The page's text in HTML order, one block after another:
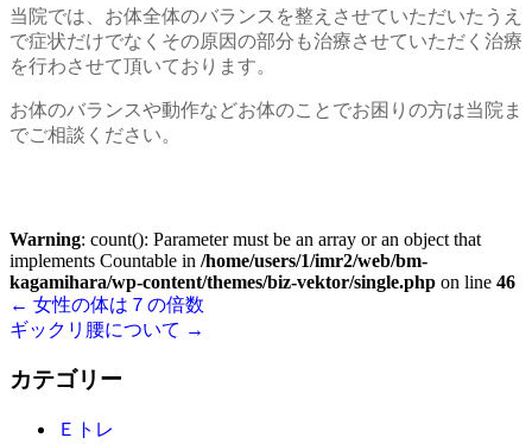
当院では、お体全体のバランスを整えさせていただいたうえ
で症状だけでなくその原因の部分も治療させていただく治療
を行わさせて頂いております。
お体のバランスや動作などお体のことでお困りの方は当院ま
でご相談ください。
Warning: count(): Parameter must be an array or an object that
implements Countable in /home/users/1/imr2/web/bm-
kagamihara/wp-content/themes/biz-vektor/single.php on line 46
← 女性の体は７の倍数
ギックリ腰について →
カテゴリー
Ｅトレ